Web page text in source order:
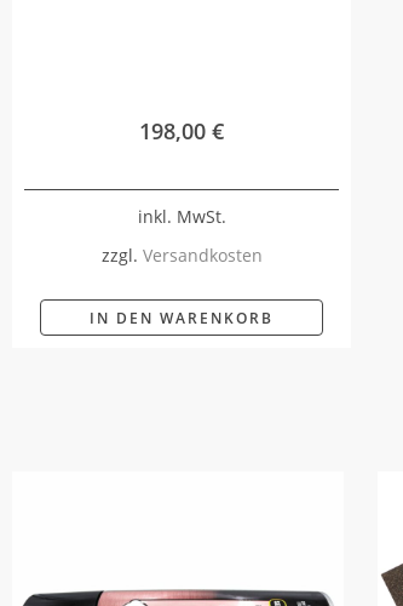
198,00 €
inkl. MwSt.
zzgl. Versandkosten
IN DEN WARENKORB